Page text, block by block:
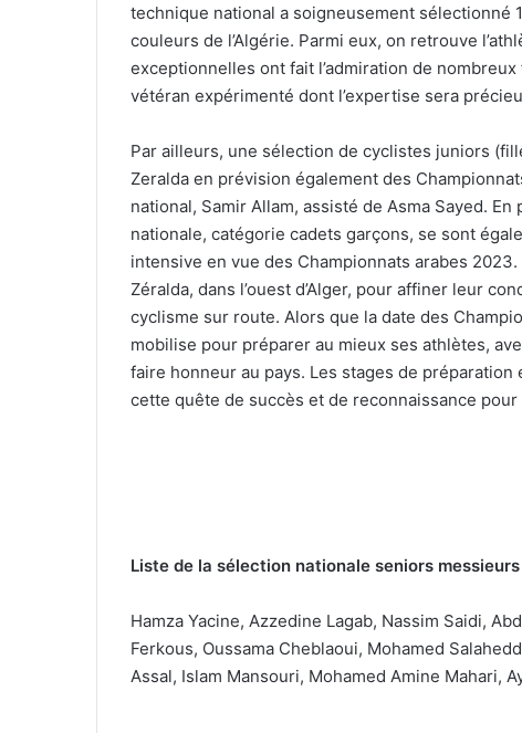
technique national a soigneusement
couleurs de l’Algérie. Parmi eux, on retrouve
exceptionnelles ont fait l’admiration de
vétéran expérimenté dont l’expertise sera
Par ailleurs, une sélection de cyclistes juniors
Zeralda en prévision également des
national, Samir Allam, assisté de Asma Sayed.
nationale, catégorie cadets garçons, se sont
intensive en vue des Championnats arabes
Zéralda, dans l’ouest d’Alger, pour affiner leur
cyclisme sur route. Alors que la date des
mobilise pour préparer au mieux ses athlètes,
faire honneur au pays. Les stages de
cette quête de succès et de reconnaissance
Liste de la sélection nationale seniors messieurs
Hamza Yacine, Azzedine Lagab, Nassim Saidi,
Ferkous, Oussama Cheblaoui, Mohamed
Assal, Islam Mansouri, Mohamed Amine Mahari,